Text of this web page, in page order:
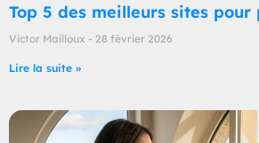
Top 5 des meilleurs sites pour
Victor Mailloux 28 février 2026
Lire la suite »